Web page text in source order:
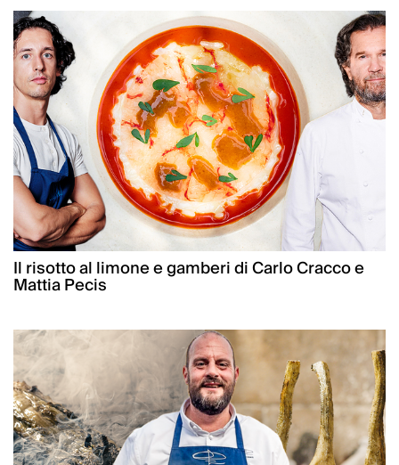
Il risotto al limone e gamberi di Carlo Cracco e
Mattia Pecis